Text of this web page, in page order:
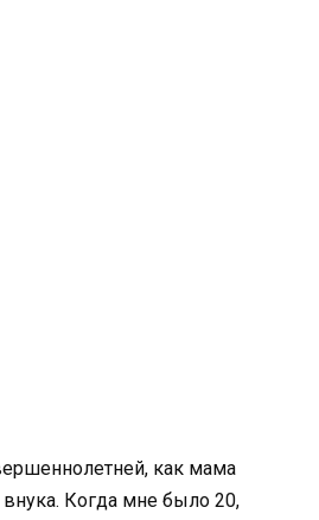
как мама
Когда мне было 20,